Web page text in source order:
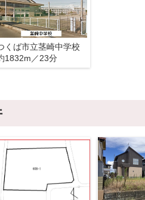
くば市立茎崎中学校
1832m／23分